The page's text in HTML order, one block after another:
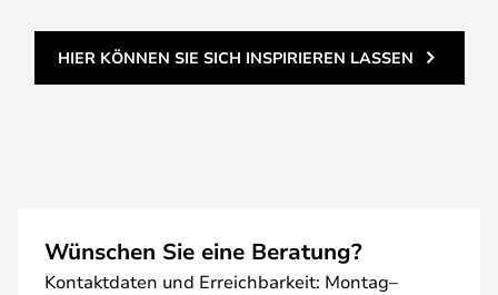
HIER KÖNNEN SIE SICH INSPIRIEREN LASSEN
Wünschen Sie eine Beratung?
Kontaktdaten und Erreichbarkeit: Montag–